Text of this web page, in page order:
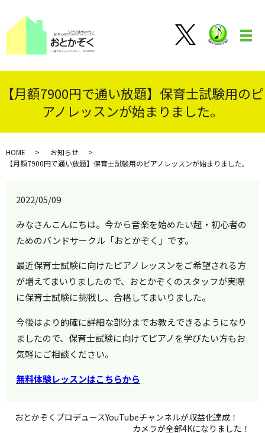
メ
【月額7900円で通い放題】保育士試験用のピ
アノレッスンが始まりました。
HOME
お知らせ
【月額7900円で通い放題】保育士試験用のピアノレッスンが始まりました。
2022/05/09
みなさんこんにちは。今から音楽を始めたい超・初心者の
ためのバンドサークル「おとかぞく」です。
最近保育士試験に向けたピアノレッスンをご希望される方
が増えてまいりましたので、おとかぞくのスタッフが実際
に保育士試験に挑戦し、合格してまいりました。
今後はより的確に詳細な部分までお教えできるようになり
ましたので、保育士試験に向けてピアノを学びたい方もお
気軽にご相談ください。
無料体験レッスンはこちらから
おとかぞくプロデュースYouTubeチャンネルが収益化達成！
カメラが全部4Kになりました！